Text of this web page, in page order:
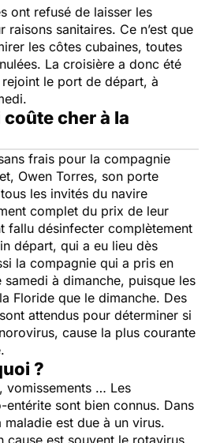
ont refusé de laisser les
sanitaires. Ce n’est que
les côtes cubaines, toutes
La croisière a donc été
le port de départ, à
cher à la
frais pour la compagnie
Owen Torres, son porte
tous les invités du navire
complet du prix de leur
fallu désinfecter complètement
départ, qui a eu lieu dès
la compagnie qui a pris en
samedi à dimanche, puisque les
Floride que le dimanche. Des
attendus pour déterminer si
cause la plus courante
?
vomissements … Les
sont bien connus. Dans
est due à un virus.
cause est souvent le rotavirus,